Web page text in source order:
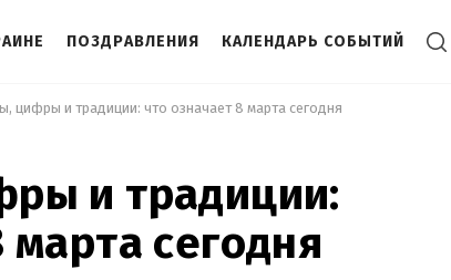
ПОЗДРАВЛЕНИЯ КАЛЕНДАРЬ СОБЫТИЙ
цифры и традиции: что означает 8 марта сегодня
и традиции:
сегодня